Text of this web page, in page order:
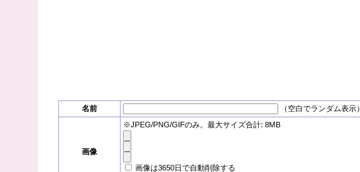
名前 （空白でランダム表示）
画像
※JPEG/PNG/GIFのみ。最大サイズ合計: 8MB
画像は3650日で自動削除する